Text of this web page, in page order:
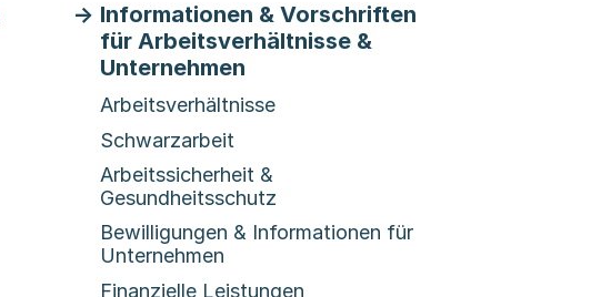
Informationen & Vorschriften
für Arbeitsverhältnisse &
Unternehmen
Arbeitsverhältnisse
Schwarzarbeit
Arbeitssicherheit &
Gesundheitsschutz
Bewilligungen & Informationen für
Unternehmen
Finanzielle Leistungen